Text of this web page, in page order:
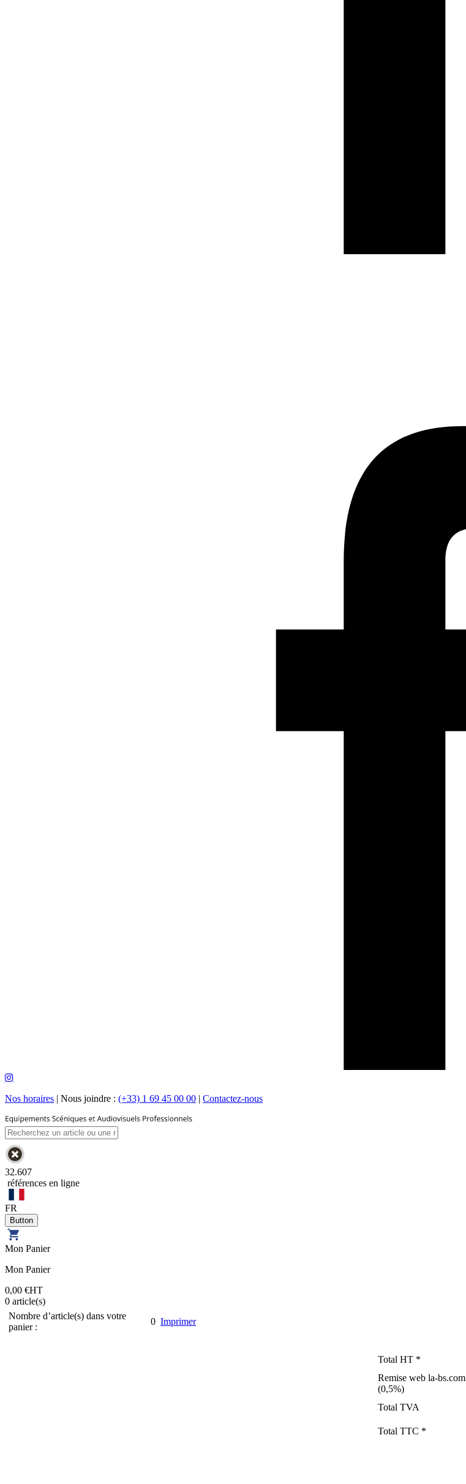
Nos horaires | Nous joindre : (+33) 1 69 45 00 00 | Contactez-nous
32.607
références en ligne
FR
Mon Panier
Mon Panier
0,00 €HT
0 article(s)
Nombre d’article(s) dans votre
panier :
0 Imprimer
Total HT *
Remise web la-bs.com
(0,5%)
Total TVA
Total TTC *